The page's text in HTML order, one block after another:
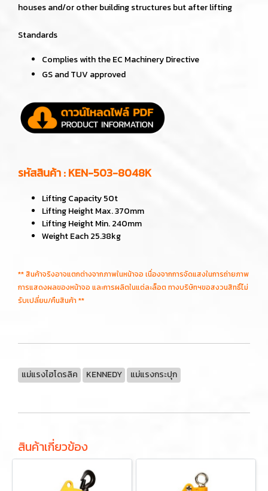
houses and/or other building structures but after lifting
Standards
Complies with the EC Machinery Directive
GS and TUV approved
รหัสสินค้า : KEN-503-8048K
Lifting Capacity 50t
Lifting Height Max. 370mm
Lifting Height Min. 240mm
Weight Each 25.38kg
** สินค้าจริงอาจแตกต่างจากภาพในหน้าจอ เนื่องจากการจัดแสงในการถ่ายภาพ
การแสดงผลของหน้าจอ และการผลิตในแต่ละล็อต ทางบริษัทฯขอสงวนสิทธิ์ไม่
รับเปลี่ยน/คืนสินค้า **
แม่แรงไฮโดรลิค KENNEDY แม่แรงกระปุก
สินค้าเกี่ยวข้อง